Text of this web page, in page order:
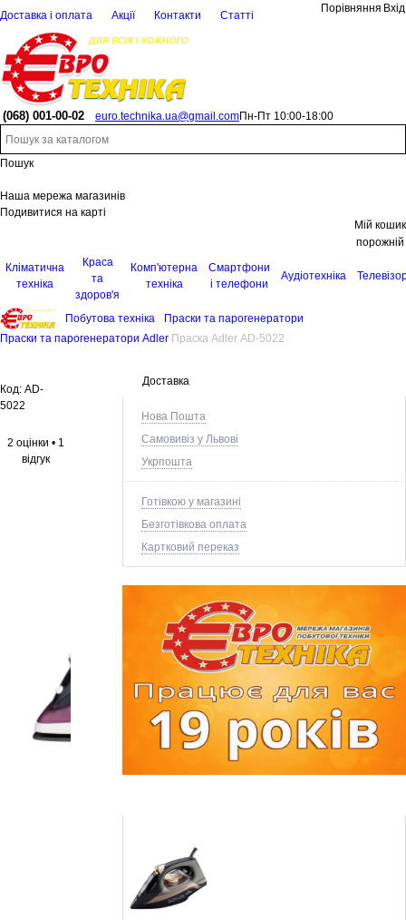
Доставка і оплата Акції Контакти Статті
Порівняння Вхід
(068) 001-00-02 euro.technika.ua@gmail.comПн-Пт 10:00-18:00
Пошук
Наша мережа магазинів
Подивитися на карті
Мій кошик
порожній
Кліматична
техніка
Краса
та
здоров'я
Комп'ютерна
техніка
Смартфони
і телефони
Аудіотехніка
Побутова техніка
Праски та парогенератори
Праски та парогенератори Adler Праска Adler AD-5022
Доставка
Нова Пошта
Самовивіз у Львові
Укрпошта
Готівкою у магазині
Безготівкова оплата
Картковий переказ
Код: AD-
5022
2 оцінки • 1
відгук